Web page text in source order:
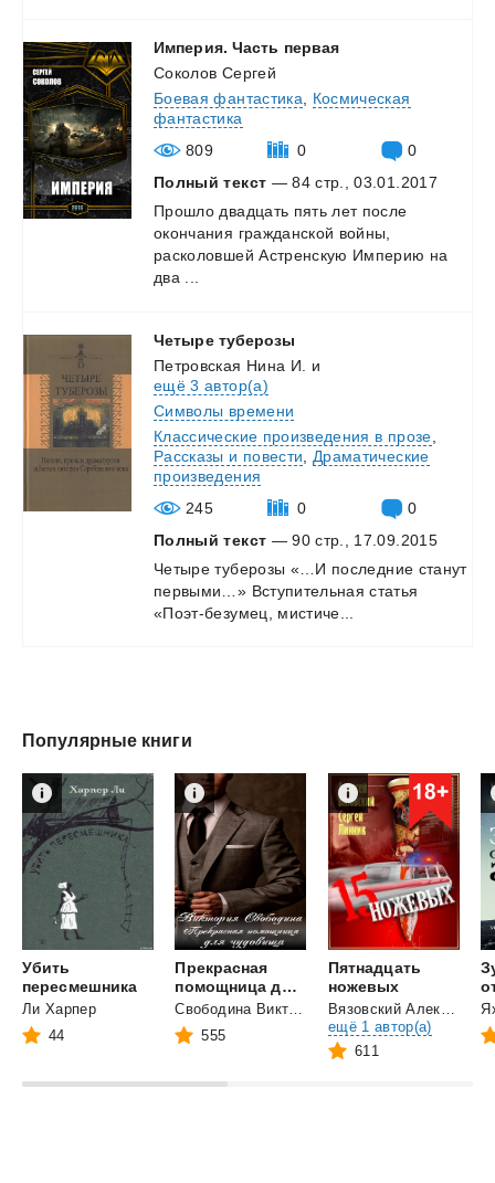
Империя. Часть первая
Соколов Сергей
Боевая фантастика
Космическая
фантастика
809
0
0
Полный текст — 84 стр., 03.01.2017
Прошло двадцать пять лет после
окончания гражданской войны,
расколовшей Астренскую Империю на
два ...
Четыре туберозы
Петровская Нина И.
и
ещё 3 автор(а)
Символы времени
Классические произведения в прозе
Рассказы и повести
Драматические
произведения
245
0
0
Полный текст — 90 стр., 17.09.2015
Четыре туберозы «…И последние станут
первыми…» Вступительная статья
«Поэт-безумец,
мистиче...
Популярные книги
Убить
пересмешника
Ли Харпер
44
Прекрасная
помощница для чудовища
555
Пятнадцать
ножевых
ещё 1 автор(а)
611